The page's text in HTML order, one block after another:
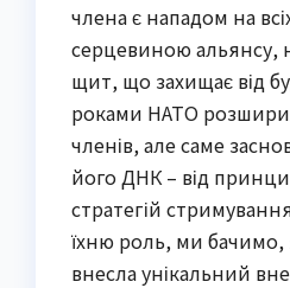
члена є нападом на
серцевиною альянсу,
щит, що захищає від
роками НАТО
членів, але саме
його ДНК – від
стратегій
їхню роль, ми бачимо,
внесла унікальний